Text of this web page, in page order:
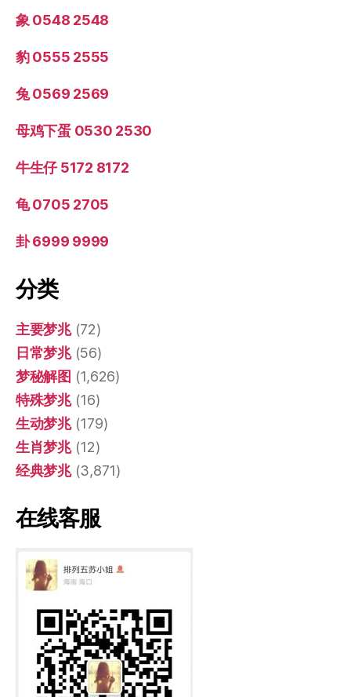
象 0548 2548
豹 0555 2555
兔 0569 2569
母鸡下蛋 0530 2530
牛生仔 5172 8172
龟 0705 2705
卦 6999 9999
分类
主要梦兆(72)
日常梦兆(56)
梦秘解图 (1,626)
特殊梦兆(16)
生动梦兆(179)
生肖梦兆(12)
经典梦兆(3,871)
在线客服